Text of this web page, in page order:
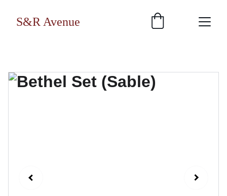
S&R Avenue